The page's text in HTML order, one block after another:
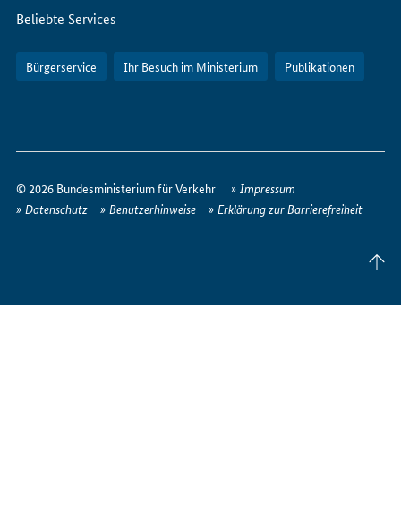
Servicemenü
Beliebte Services
Bürgerservice Ihr Besuch im Ministerium Publikationen
erreichen
Sie
© 2026 Bundesministerium für Verkehr
Impressum
Datenschutz
Benutzerhinweise Erklärung zur Barrierefreiheit